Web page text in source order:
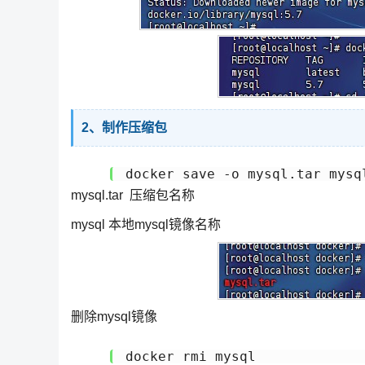
2、制作压缩包
docker save -o mysql.tar
mysql.tar 压缩包名称
mysql 本地mysql镜像名称
删除mysql镜像
docker rmi mysql